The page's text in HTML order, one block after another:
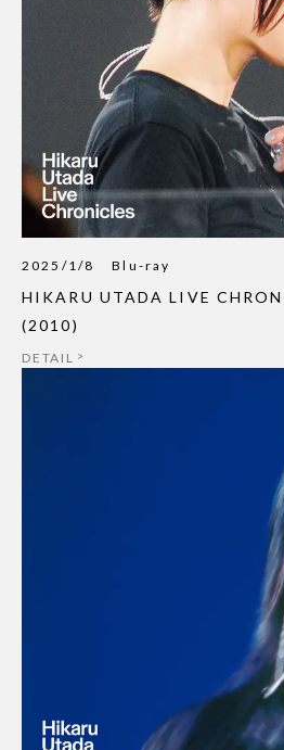
2025/1/8 Blu-ray
HIKARU UTADA LIVE
(2010)
DETAIL